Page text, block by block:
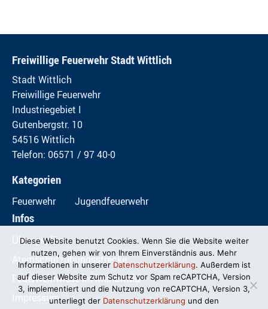
Freiwillige Feuerwehr Stadt Wittlich
Stadt Wittlich
Freiwillige Feuerwehr
Industriegebiet I
Gutenbergstr. 10
54516 Wittlich
Telefon: 06571 / 97 40-0
Kategorien
Feuerwehr Jugendfeuerwehr
Infos
Übungspläne
Atemschutzübungsstrecke
Feuerwehrwiese im Mundwald
Impressum
Diese Website benutzt Cookies. Wenn Sie die Website weiter
nutzen, gehen wir von Ihrem Einverständnis aus. Mehr
Informationen in unserer Datenschutzerklärung. Außerdem ist
auf dieser Website zum Schutz vor Spam reCAPTCHA, Version
3, implementiert und die Nutzung von reCAPTCHA, Version 3,
unterliegt der Datenschutzerklärung und den